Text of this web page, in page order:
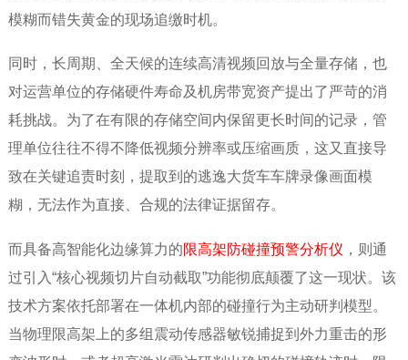
模糊而错失黄金的现场追缴时机。
同时，长周期、全天候的连续高清视频回放与全量存储，也
对运营单位的存储硬件寿命及机房带宽资产提出了严苛的消
耗挑战。为了在有限的存储空间内保留更长时间的记录，管
理单位往往不得不降低视频分辨率或压缩画质，这又直接导
致在关键追责时刻，提取到的逃逸大货车车牌录像画面模
糊，无法作为直接、合规的法律证据留存。
而具备高智能化边缘算力的限高架防碰撞预警分析仪 ，则通
过引入“核心视频切片自动截取”功能彻底颠覆了这一现状。该
技术方案依托部署在一体机内部的碰撞行为主动研判模型。
当物理限高架上的多组震动传感器敏锐捕捉到外力重击的形